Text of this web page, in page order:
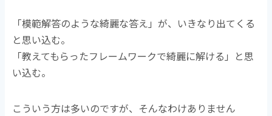
「模範解答のような綺麗な答え」が、いきなり出てくる
と思い込む。
「教えてもらったフレームワークで綺麗に解ける」と思
い込む。
こういう方は多いのですが、そんなわけありません